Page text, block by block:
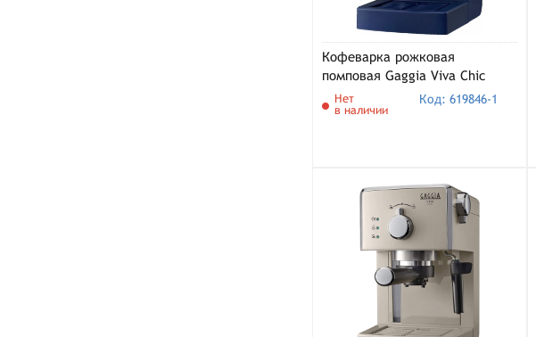
Кофеварка рожковая
помповая Gaggia Viva Chic
8433/12 (синий)
Нет
в наличии
Код: 619846-1